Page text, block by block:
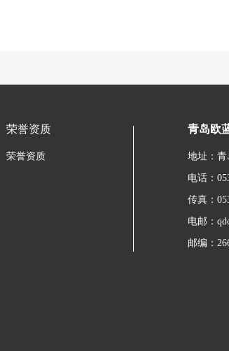
荣誉资质
荣誉资质
青岛欧
地址：青
电话：
传真：
电邮：
邮编：